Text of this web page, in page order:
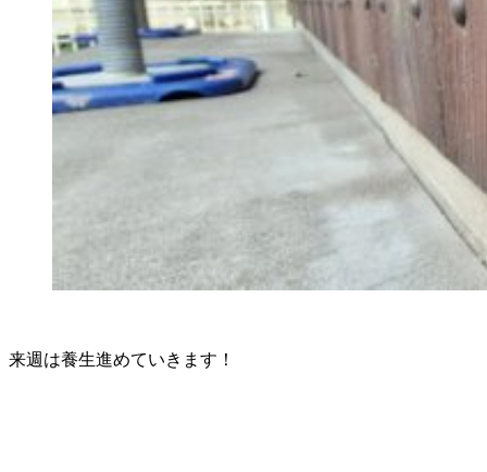
来週は養生進めていきます！